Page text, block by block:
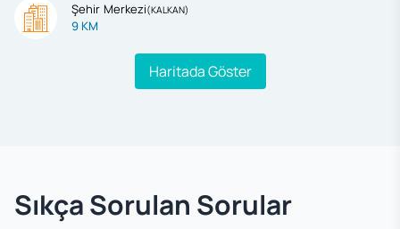
Şehir Merkezi(KALKAN)
9 KM
Haritada Göster
Sıkça Sorulan Sorular